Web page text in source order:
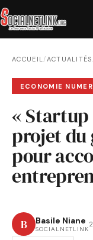
ACCUEIL/ACTUALITÉS
ECONOMIE
«
projet du
pour
B Basile Niane
SOCIALNETLINK